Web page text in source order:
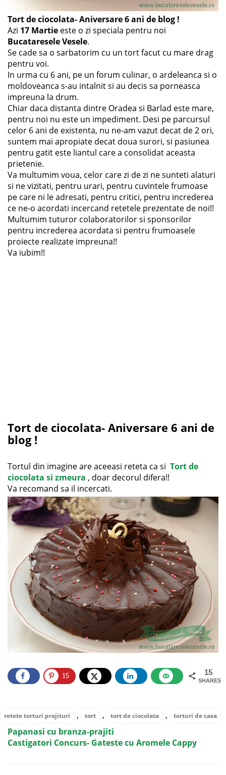
Tort de ciocolata- Aniversare 6 ani de blog !
Azi 17 Martie este o zi speciala pentru noi
Bucataresele Vesele.
Se cade sa o sarbatorim cu un tort facut cu mare drag
pentru voi.
In urma cu 6 ani, pe un forum culinar, o ardeleanca si o
moldoveanca s-au intalnit si au decis sa porneasca
impreuna la drum.
Chiar daca distanta dintre Oradea si Barlad este mare,
pentru noi nu este un impediment. Desi pe parcursul
celor 6 ani de existenta, nu ne-am vazut decat de 2 ori,
suntem mai apropiate decat doua surori, si pasiunea
pentru gatit este liantul care a consolidat aceasta
prietenie.
Va multumim voua, celor care zi de zi ne sunteti alaturi
si ne vizitati, pentru urari, pentru cuvintele frumoase
pe care ni le adresati, pentru critici, pentru increderea
ce ne-o acordati incercand retetele prezentate de noi!!
Multumim tuturor colaboratorilor si sponsorilor
pentru increderea acordata si pentru frumoasele
proiecte realizate impreuna!!
Va iubim!!
Tort de ciocolata- Aniversare 6 ani de
blog !
Tortul din imagine are aceeasi reteta ca si Tort de
ciocolata si zmeura , doar decorul difera!!
Va recomand sa il incercati.
15
SHARES
15
retete torturi prajituri , tort , tort de ciocolata , torturi de casa
Papanasi cu branza-prajiti
Castigatori Concurs- Gateste cu Aromele Cappy